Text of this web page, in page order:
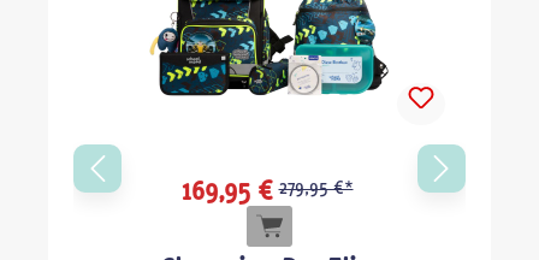
169,95 € 279,95 €*